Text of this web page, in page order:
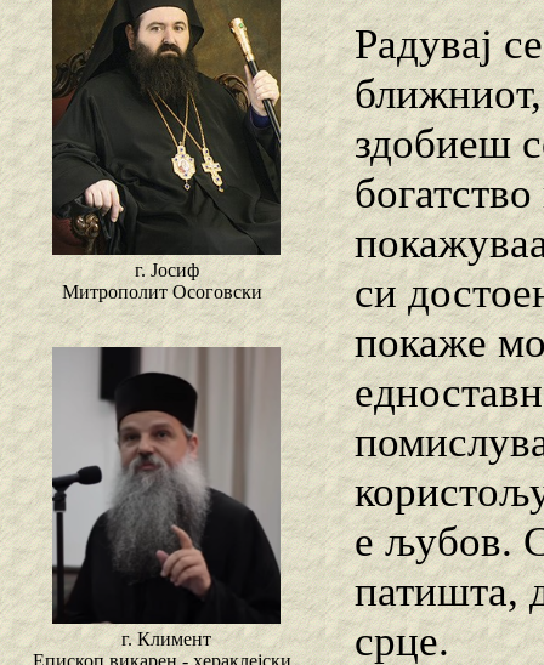
г. Јосиф
Митрополит Осоговски
г. Климент
Епископ викарен - хераклејски
Радувај
ближниот,
здобиеш
си
покаже
е љубов.
патишта,
срце.